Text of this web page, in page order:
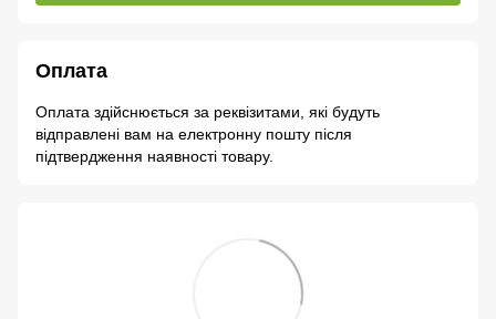
Оплата
Оплата здійснюється за реквізитами, які будуть
відправлені вам на електронну пошту після
підтвердження наявності товару.